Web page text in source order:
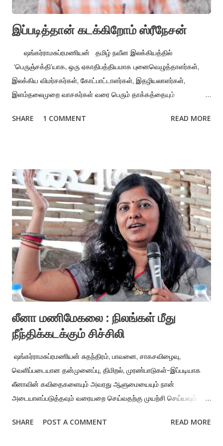
இப்படித்தான் கடக்கிறோம் ஸ்ரீநேசன்
ஷங்கர்ராமசுப்ரமணியன் தமிழ் நவீன இலக்கியத்தில்
‘பெருஞ்சக்தி’யாக, ஒரு ஏகாதிபத்தியமாக புனைவெழுத்தாளர்கள்,
இலக்கிய விமர்சகர்கள், கோட்பாட்டாளர்கள், இதழியலாளர்கள்,
இளம்தலைமுறை வாசகர்கள் வரை பெரும் தாக்கத்தையும்
சொல்லலாம். அவர் எழுதிய விஷ்ணுபுரத்திற்குப் பிறகுதான், தமிழ்
விஷ்ணுபுரத்தை விடக் கூடுதலாக ஐம்பது கிராம் எழுத வேண்டிய
நிர்ப்பந்தம் ஏற்பட்டது. தமிழ் நவீன இலக்கியத்திற்குள் வரும்
எழுத்தாளச் சிறுவர்கள், ஆயிரம் பக்கத்தில் ஒரு ஐநூறு வருட
வரலாற்றை எழுதப்போகிறேன் என்று சொல்லத் தொடங்கினர். வாழ்நாள்
முழுக்க எழுதியிருந்தாலும் முன்னூறு பக்கத்தைத் தாண்டி
எழுதுவதற்கு வாய்ப்பில்லாதவர்கள் வருடம் தோறும் ஸ்பைனாக்
சாப்பிட்டு பத்து பத்து என்று பஸ்கி எடுக்க வேண்டியிருந்தது. ‘முடியலை’
என்று எழுத்தாளர்கள் தனியறையில் புலம்ப வேண்...
SHARE 1 COMMENT READ MORE
லீனா மணிமேகலை : நிலங்கள் மீது
நீந்திக்கடக்கும் சிச்சிலி
ஷங்கர்ராமசுப்ரமணியன் சுதந்திரம், பாவனை, சாகசவிழைவு,
வெளிப்படையான தன்முனைப்பு, திமிறல், முரண்பாடுகள்-இப்படியாக
லீனாவின் கவிதைகளையும் அவரது ஆளுமையையும் நான்
அடையாளப்படுத்தவும் வரையறை செய்வதற்கு முயற்சி செய்யவும்
கவிதைகளுடனான பிரச்சினைப்பாடுகள் குறித்தும் பேசும் நேர்காணல்
SHARE POST A COMMENT READ MORE